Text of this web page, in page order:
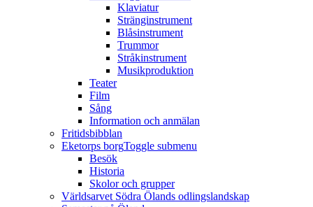
Klaviatur
Stränginstrument
Blåsinstrument
Trummor
Stråkinstrument
Musikproduktion
Teater
Film
Sång
Information och anmälan
Fritidsbibblan
Eketorps borgToggle submenu
Besök
Historia
Skolor och grupper
Världsarvet Södra Ölands odlingslandskap